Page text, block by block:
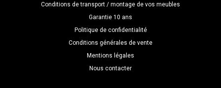
Conditions de transport / montage de vos meubles
Garantie 10 ans
Politique de confidentialité
Conditions générales de vente
Mentions légales
Nous contacter